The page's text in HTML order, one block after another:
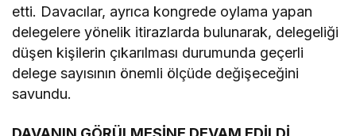
etti. Davacılar, ayrıca kongrede oylama yapan
delegelere yönelik itirazlarda bulunarak, delegeliği
düşen kişilerin çıkarılması durumunda geçerli
delege sayısının önemli ölçüde değişeceğini
savundu.